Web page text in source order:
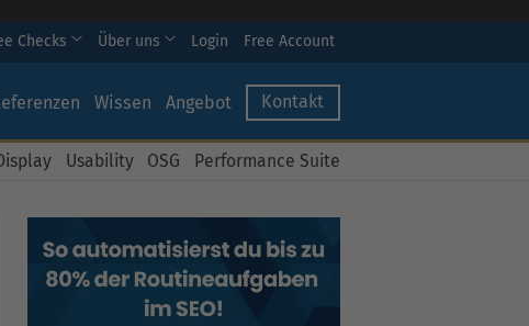
Checks Über uns Login Free Account
Wissen Angebot Kontakt
Usability OSG Performance Suite